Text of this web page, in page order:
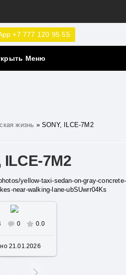
+7 777 120 95 55
Меню
жизнь » SONY, ILCE-7M2
ILCE-7M2
yellow-taxi-sedan-on-gray-concrete-
near-walking-lane-ubSUwrr04Ks
В реальном размере
640x435
0 0.0
21.01.2026